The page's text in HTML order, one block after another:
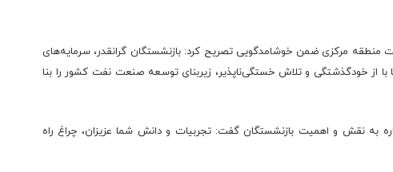
مرکزی ضمن خوشامدگویی تصریح کرد: بازنشستگان گرانقدر، سرمایه‌های
از خودگذشتگی و تلاش خستگی‌ناپذیر، زیربنای توسعه صنعت نفت کشور را بنا
به نقش و اهمیت بازنشستگان گفت: تجربیات و دانش شما عزیزان، چراغ راه